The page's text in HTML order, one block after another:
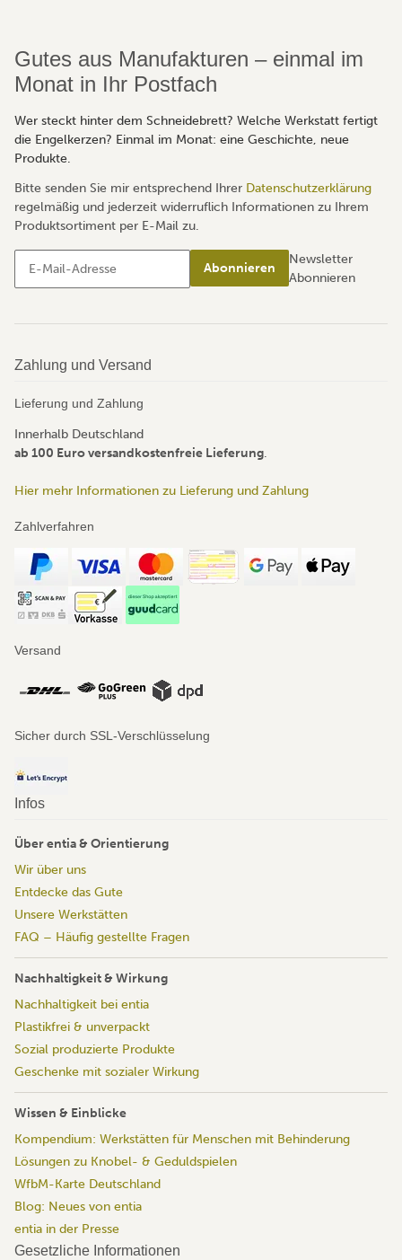
Gutes aus Manufakturen – einmal im
Monat in Ihr Postfach
Wer steckt hinter dem Schneidebrett? Welche Werkstatt fertigt
die Engelkerzen? Einmal im Monat: eine Geschichte, neue
Produkte.
Bitte senden Sie mir entsprechend Ihrer Datenschutzerklärung
regelmäßig und jederzeit widerruflich Informationen zu Ihrem
Produktsortiment per E-Mail zu.
Abonnieren
Newsletter
Abonnieren
Zahlung und Versand
Lieferung und Zahlung
Innerhalb Deutschland
ab 100 Euro versandkostenfreie Lieferung.
Hier mehr Informationen zu Lieferung und Zahlung
Zahlverfahren
Versand
Sicher durch SSL-Verschlüsselung
Infos
Über entia & Orientierung
Wir über uns
Entdecke das Gute
Unsere Werkstätten
FAQ – Häufig gestellte Fragen
Nachhaltigkeit & Wirkung
Nachhaltigkeit bei entia
Plastikfrei & unverpackt
Sozial produzierte Produkte
Geschenke mit sozialer Wirkung
Wissen & Einblicke
Kompendium: Werkstätten für Menschen mit Behinderung
Lösungen zu Knobel- & Geduldspielen
WfbM-Karte Deutschland
Blog: Neues von entia
entia in der Presse
Gesetzliche Informationen